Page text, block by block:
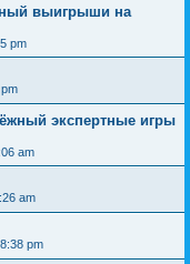
выигрыши на
pm
экспертные игры
am
am
pm